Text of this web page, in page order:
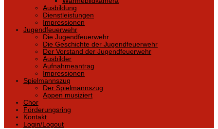
Ausbildung
Dienstleistungen
Impressionen
Jugendfeuerwehr
Die Jugendfeuerwehr
Die Geschichte der Jugendfeuerwehr
Der Vorstand der Jugendfeuerwehr
Ausbilder
Aufnahmeantrag
Impressionen
Spielmannszug
Der Spielmannszug
Appen musiziert
Chor
Förderungsring
Kontakt
Login/Logout